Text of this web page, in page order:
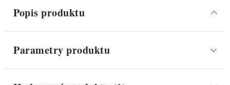
Popis produktu
Parametry produktu